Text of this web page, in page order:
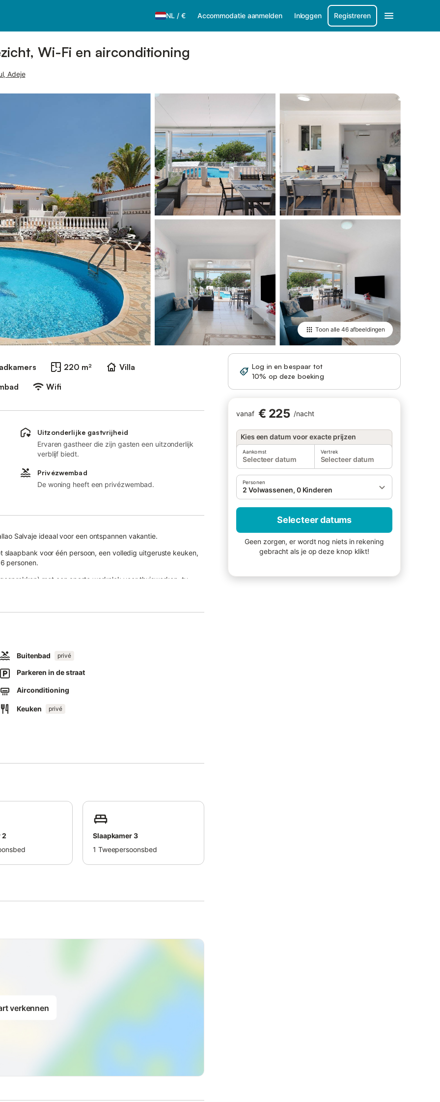
NL / € Accommodatie aanmelden Inloggen Registreren
Wi-Fi en airconditioning
Adeje
Toon alle 46 afbeeldingen
220 m²
Villa
Wifi
Log in en bespaar tot
10% op deze boeking
vanaf € 225 /nacht
Kies een datum voor exacte prijzen
Aankomst
Selecteer datum
Vertrek
Selecteer datum
Personen
2 Volwassenen, 0 Kinderen
Selecteer datums
Geen zorgen, er wordt nog niets in rekening
gebracht als je op deze knop klikt!
Uitzonderlijke gastvrijheid
Ervaren gastheer die zijn gasten een uitzonderlijk
verblijf biedt.
Privézwembad
De woning heeft een privézwembad.
Salvaje ideaal voor een ontspannen vakantie.
voor één persoon, een volledig uitgeruste keuken,
personen.
met een aparte werkplek voor thuiswerken, tv,
meer dan 7 dagen, beschikbaar tegen een toeslag.
dankzij ondiepe en diepe gedeeltes, waardoor het veilig
is op loopafstand.
de buren.
Buitenbad privé
Parkeren in de straat
Airconditioning
Keuken privé
2
Slaapkamer 3
1 Tweepersoonsbed
verkennen